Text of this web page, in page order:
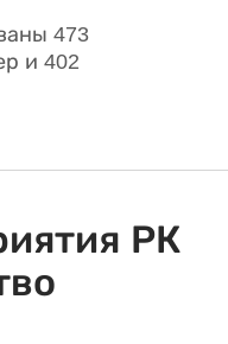
473
и 402
РК